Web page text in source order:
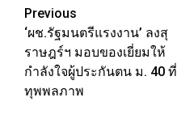
Post
navigation
Previous
‘ผช.รัฐมนตรีแรงงาน’ ลงสุ
ราษฎร์ฯ มอบของเยี่ยมให้
กำลังใจผู้ประกันตน ม. 40 ที่
ทุพพลภาพ